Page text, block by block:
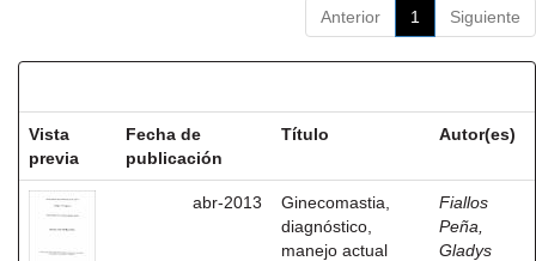
Anterior 1 Siguiente
Vista
previa
Fecha de
publicación
Título Autor(es)
abr-2013
Ginecomastia,
diagnóstico,
manejo actual
Fiallos
Peña,
Gladys